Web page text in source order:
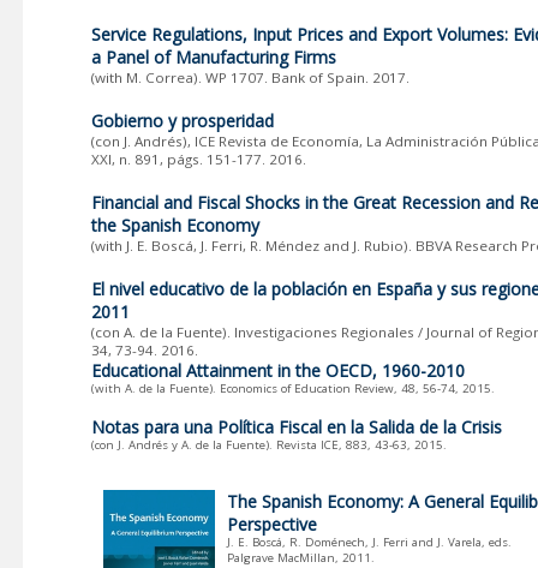
Service Regulations, Input Prices and Export Volumes:
a Panel of Manufacturing Firms
(with M. Correa). WP 1707. Bank of Spain. 2017.
Gobierno y prosperidad
(con J. Andrés), ICE Revista de Economía, La Administración
XXI, n. 891, págs. 151-177. 2016.
Financial and Fiscal Shocks in the Great Recession and
the Spanish Economy
(with J. E. Boscá, J. Ferri, R. Méndez and J. Rubio). BBVA Research
El nivel educativo de la población en España y sus
2011
(con A. de la Fuente). Investigaciones Regionales / Journal of
34, 73-94. 2016.
Educational Attainment in the OECD, 1960-2010
(with A. de la Fuente). Economics of Education Review, 48, 56-74, 2015.
Notas para una Política Fiscal en la Salida de la Crisis
(con J. Andrés y A. de la Fuente). Revista ICE, 883, 43-63, 2015.
The Spanish Economy: A General
Perspective
J. E. Boscá, R. Doménech, J. Ferri and J. Varela, eds.
Palgrave MacMillan, 2011.